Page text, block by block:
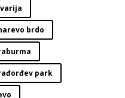
brdo
park